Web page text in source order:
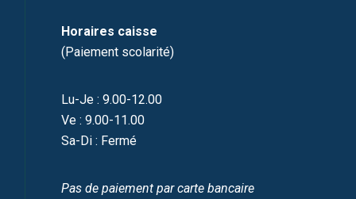
Horaires caisse
(Paiement scolarité)
Lu-Je : 9.00-12.00
Ve : 9.00-11.00
Sa-Di : Fermé
Pas de paiement par carte bancaire